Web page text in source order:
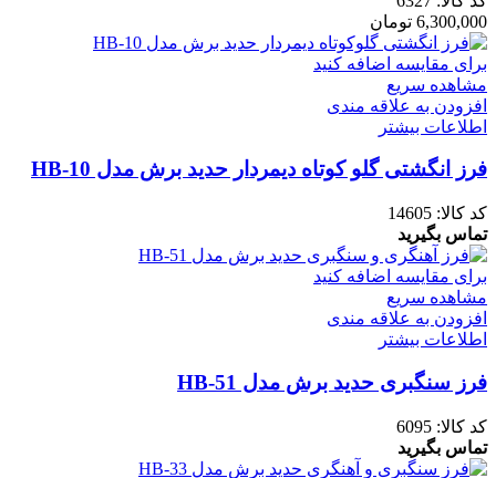
6,300,000 تومان
برای مقایسه اضافه کنید
مشاهده سریع
افزودن به علاقه مندی
اطلاعات بیشتر
فرز انگشتی گلو کوتاه دیمردار حدید برش مدل HB-10
کد کالا: 14605
تماس بگیرید
برای مقایسه اضافه کنید
مشاهده سریع
افزودن به علاقه مندی
اطلاعات بیشتر
فرز سنگبری حدید برش مدل HB-51
کد کالا: 6095
تماس بگیرید